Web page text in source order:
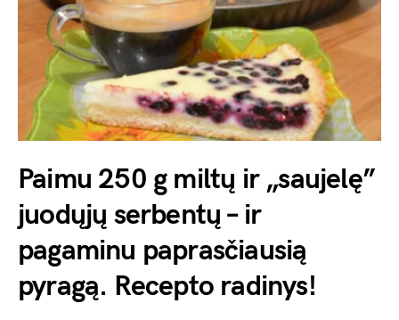
Paimu 250 g miltų ir „saujelę”
juodųjų serbentų – ir
pagaminu paprasčiausią
pyragą. Recepto radinys!